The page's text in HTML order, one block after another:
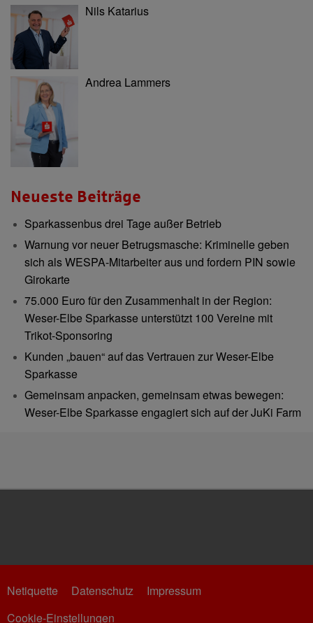
Nils Katarius
Andrea Lammers
Neueste Beiträge
Sparkassenbus drei Tage außer Betrieb
Warnung vor neuer Betrugsmasche: Kriminelle geben
sich als WESPA-Mitarbeiter aus und fordern PIN sowie
Girokarte
75.000 Euro für den Zusammenhalt in der Region:
Weser-Elbe Sparkasse unterstützt 100 Vereine mit
Trikot-Sponsoring
Kunden „bauen“ auf das Vertrauen zur Weser-Elbe
Sparkasse
Gemeinsam anpacken, gemeinsam etwas bewegen:
Weser-Elbe Sparkasse engagiert sich auf der JuKi Farm
Netiquette Datenschutz
Impressum
Cookie-Einstellungen